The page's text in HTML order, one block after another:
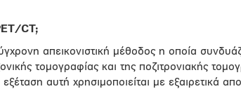
CT;
απεικονιστική μέθοδος η οποία
τομογραφίας και της ποζιτρονιακής
αυτή χρησιμοποιείται με εξαιρετικά